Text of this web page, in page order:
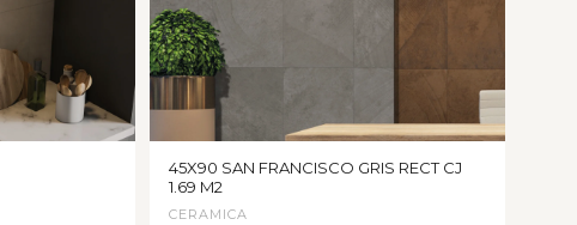
45X90 SAN FRANCISCO GRIS RECT CJ
1.69 M2
CERAMICA